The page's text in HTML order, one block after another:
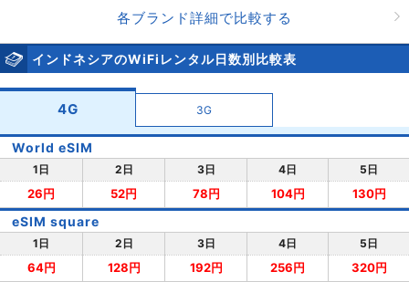
各ブランド詳細で比較する
インドネシアのWiFiレンタル日数別比較表
4G 3G
World eSIM
1日 2日 3日 4日 5日
26円 52円 78円 104円 130円
eSIM square
1日 2日 3日 4日 5日
64円 128円 192円 256円 320円